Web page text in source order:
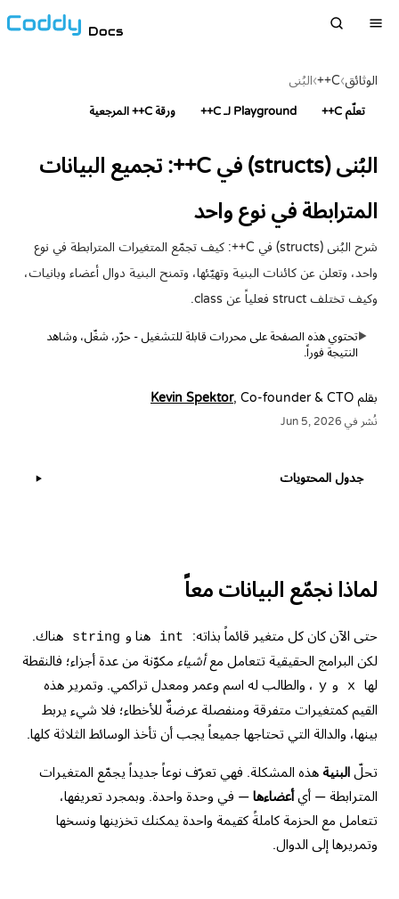
Docs
الوثائق›
C++
›البُنى
تعلّم C++ Playground لـ C++ ورقة C++ المرجعية
البُنى (structs) في C++: تجميع البيانات
المترابطة في نوع واحد
شرح البُنى (structs) في C++: كيف تجمّع المتغيرات المترابطة في نوع
واحد، وتعلن عن كائنات البنية وتهيّئها، وتمنح البنية دوال أعضاء وبانيات،
وكيف تختلف struct فعلياً عن class.
▶تحتوي هذه الصفحة على محررات قابلة للتشغيل - حرّر، شغّل، وشاهد
النتيجة فوراً.
بقلم Kevin Spektor, Co-founder & CTO
نُشر في Jun 5, 2026
لماذا نجمّع البيانات معاً
حتى الآن كان كل متغير قائماً بذاته: int هنا و string
هناك.
لكن البرامج الحقيقية تتعامل معأشياء مكوّنة من عدة أجزاء؛ فالنقطة
لها
x و y ، والطالب له اسم وعمر ومعدل تراكمي. وتمرير هذه
القيم كمتغيرات متفرقة ومنفصلة عرضةٌ للأخطاء؛ فلا شيء يربط
بينها، والدالة التي تحتاجها جميعاً يجب أن تأخذ الوسائط الثلاثة كلها.
تحلّ البنية هذه المشكلة. فهي تعرّف نوعاً جديداً يجمّع المتغيرات
المترابطة — أيأعضاءها — في وحدة واحدة. وبمجرد تعريفها،
تتعامل مع الحزمة كاملةً كقيمة واحدة يمكنك تخزينها ونسخها
وتمريرها إلى الدوال.
جدول المحتويات ▶